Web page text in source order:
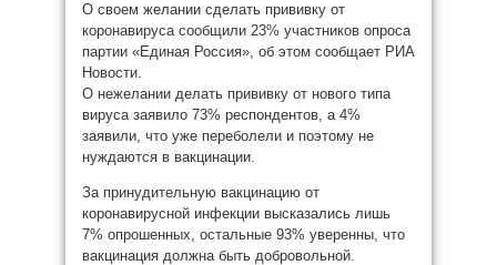
О своем желании сделать прививку от
коронавируса сообщили 23% участников опроса
партии «Единая Россия», об этом сообщает РИА
Новости.
О нежелании делать прививку от нового типа
вируса заявило 73% респондентов, а 4%
заявили, что уже переболели и поэтому не
нуждаются в вакцинации.
За принудительную вакцинацию от
коронавирусной инфекции высказались лишь
7% опрошенных, остальные 93% уверенны, что
вакцинация должна быть добровольной.